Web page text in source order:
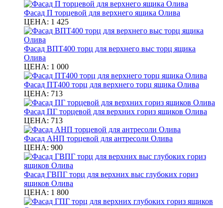
Фасад П торцевой для верхнего ящика Олива
ЦЕНА: 1 425
Фасад ВПТ400 торц для верхнего выс торц ящика
Олива
ЦЕНА: 1 000
Фасад ПТ400 торц для верхнего торц ящика Олива
ЦЕНА: 713
Фасад ПГ торцевой для верхних гориз ящиков Олива
ЦЕНА: 713
Фасад АНП торцевой для антресоли Олива
ЦЕНА: 900
Фасад ГВПГ торц для верхних выс глубоких гориз
ящиков Олива
ЦЕНА: 1 800